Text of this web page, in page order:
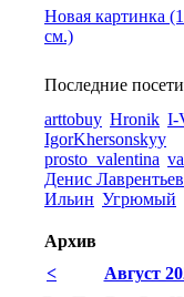
Новая картинка
см.)
Последние
arttobuy Hronik I-
IgorKhersonskyy
prosto_valentina
Денис Лаврентьев
Ильин Угрюмый
Архив
<
Август